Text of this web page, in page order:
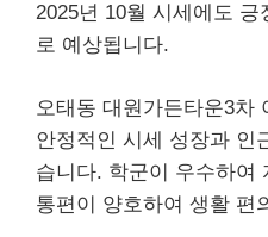
2025년 10월 시세에도
로 예상됩니다.
오태동 대원가든타운3차
안정적인 시세 성장과 인
습니다. 학군이 우수하여
통편이 양호하여 생활 편